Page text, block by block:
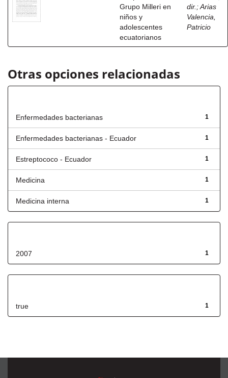
Grupo Milleri en
niños y
adolescentes
ecuatorianos
dir. ;Arias
Valencia,
Patricio
Otras opciones relacionadas
1
Enfermedades bacterianas
1
Enfermedades bacterianas - Ecuador
1
Estreptococo - Ecuador
1
Medicina
1
Medicina interna
1
2007
1
true